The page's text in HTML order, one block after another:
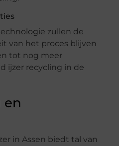
zullen de
van het proces blijven
tot nog meer
ijzer recycling in de
en
in Assen biedt tal van